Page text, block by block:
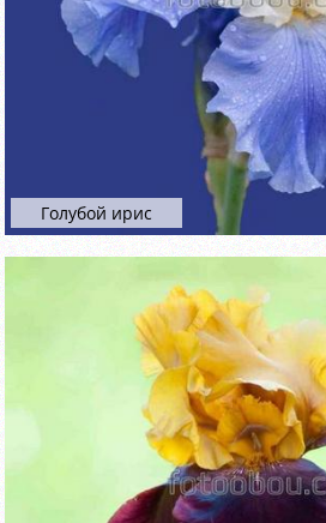
Голубой ирис